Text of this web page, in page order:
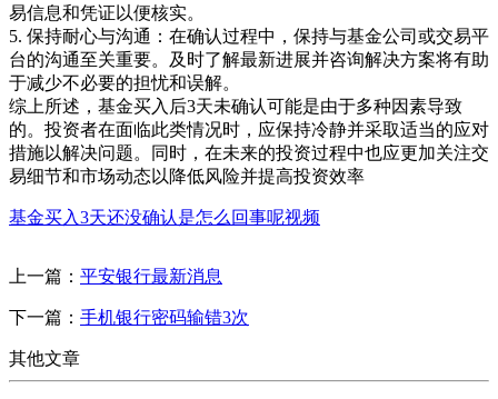
易信息和凭证以便核实。
5. 保持耐心与沟通：在确认过程中，保持与基金公司或交易平
台的沟通至关重要。及时了解最新进展并咨询解决方案将有助
于减少不必要的担忧和误解。
综上所述，基金买入后3天未确认可能是由于多种因素导致
的。投资者在面临此类情况时，应保持冷静并采取适当的应对
措施以解决问题。同时，在未来的投资过程中也应更加关注交
易细节和市场动态以降低风险并提高投资效率
基金买入3天还没确认是怎么回事呢视频
上一篇： 平安银行最新消息
下一篇： 手机银行密码输错3次
其他文章